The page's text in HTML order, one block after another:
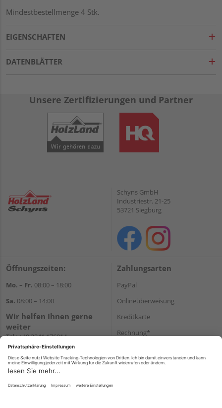
Mindestbestellmenge 4 Stk.
EIGENSCHAFTEN
DATENBLÄTTER
Unsere Zertifizierungen und Partner
Schyns GmbH
Industriestr. 21-25
53721 Siegburg
Öffnungszeiten:
Mo. – Fr. 08:00 – 18:00
Sa. 08:00 – 14:00
Wir helfen Ihnen gerne
weiter
Tel.:+49 2241 176014
E-Mail:shopbestellung@holz-
schyns.de
Zahlungsarten
PayPal
Onlineüberweisung
Kreditkarte
Rechnung*
Versand